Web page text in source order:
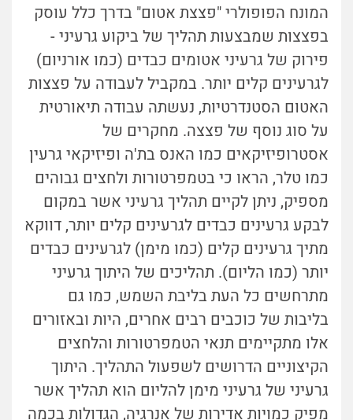
המונח הפופולרי "פצצת אטום" בדרך כלל עוסק
בפצצות שמבצעות תהליך של ביקוע גרעיני -
פירוק של גרעיני אטומים כבדים (כמו אורניום)
לגרעינים קלים יותר. במקביל לעבודה על פצצות
האטום הסטנדרטיות, נעשתה עבודה תיאורטית
על סוג נוסף של פצצה. מחקרים של
אסטרופיזיקאים כמו האנס בת'ה ופיזיקאי גרעין
כמו טלר, הראו כי בטמפרטורות ולחצים גבוהים
מספיק, ניתן לקיים תהליך גרעיני אשר במקום
לבקע גרעינים כבדים לגרעינים קלים יותר, דווקא
מתיך גרעינים קלים (כמו מימן) לגרעינים כבדים
יותר (כמו הליום). תהליכים של היתוך גרעיני
מתרחשים כל העת בליבת השמש, כמו גם
בליבות של כוכבים רבים אחרים, היות ובאזורים
אלו מתקיימים תנאי הטמפרטורות והלחצים
הקיצוניים הדרושים לשפעול התהליך. היתוך
גרעיני של גרעיני מימן להליום הוא תהליך אשר
מפיק כמויות אדירות של אנרגיה, הגדולות בכמה